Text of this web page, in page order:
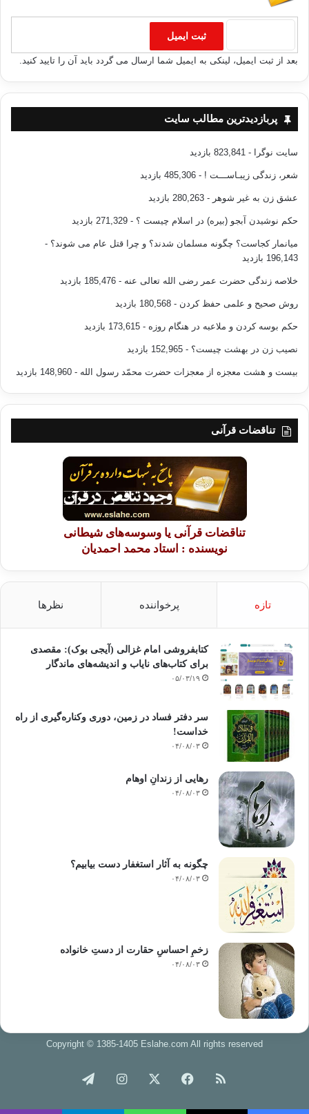
بعد از ثبت ایمیل، لینکی به ایمیل شما ارسال می گردد باید آن را تایید کنید.
پربازدیدترین مطالب سایت
سایت نوگرا - 823,841 بازدید
شعر، زندگی زیبـاســـت ! - 485,306 بازدید
عشق زن به غیر شوهر - 280,263 بازدید
حکم نوشیدن آبجو (بیره) در اسلام چیست ؟ - 271,329 بازدید
میانمار کجاست؟ چگونه مسلمان شدند؟ و چرا قتل عام می شوند؟ -
196,143 بازدید
خلاصه زندگی حضرت عمر رضی الله تعالی عنه - 185,476 بازدید
روش صحیح و علمی حفظ کردن - 180,568 بازدید
حکم بوسه کردن و ملاعبه در هنگام روزه - 173,615 بازدید
نصیب زن در بهشت چیست؟ - 152,965 بازدید
بیست و هشت معجزه از معجزات حضرت محمّد رسول الله - 148,960 بازدید
تناقضات قرآنی
تناقضات قرآنی یا وسوسه‌های شیطانی
نویسنده : استاد محمد احمدیان
تازه پرخواننده نظرها
کتابفروشی امام غزالی (آیجی بوک): مقصدی
برای کتاب‌های نایاب و اندیشه‌های ماندگار
۰۵/۰۳/۱۹
سر دفتر فساد در زمین‌، دوری وکناره‌گیری از راه
خداست‌!
۰۴/۰۸/۰۳
رهایی از زندانِ اوهام
۰۴/۰۸/۰۳
چگونه به آثار استغفار دست بیابیم؟
۰۴/۰۸/۰۳
زخمِ احساسِ حقارت از دستِ خانواده
۰۴/۰۸/۰۳
Copyright © 1385-1405 Eslahe.com All rights reserved
خوراک فیس اینستاگرام